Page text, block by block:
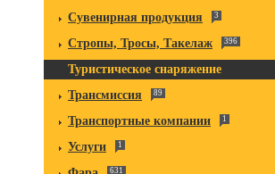
Сувенирная продукция 3
Стропы, Тросы, Такелаж 396
Туристическое снаряжение
Трансмиссия
89
Транспортные компании 1
Услуги 1
631